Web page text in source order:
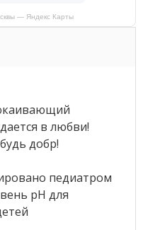
— Яндекс Карты
в любви!
добр!
педиатром
pH для